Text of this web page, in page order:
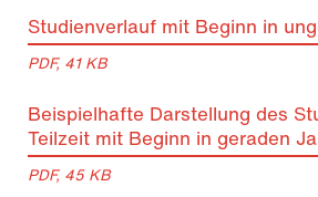
Studienverlauf mit Beginn in
PDF, 41 KB
Beispielhafte Darstellung des
Teilzeit mit Beginn in geraden
PDF, 45 KB